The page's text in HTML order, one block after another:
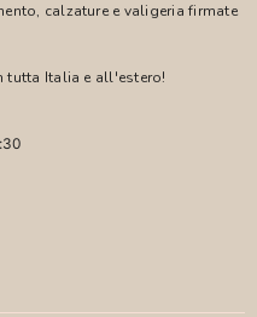
calzature e valigeria firmate
tutta Italia e all'estero!